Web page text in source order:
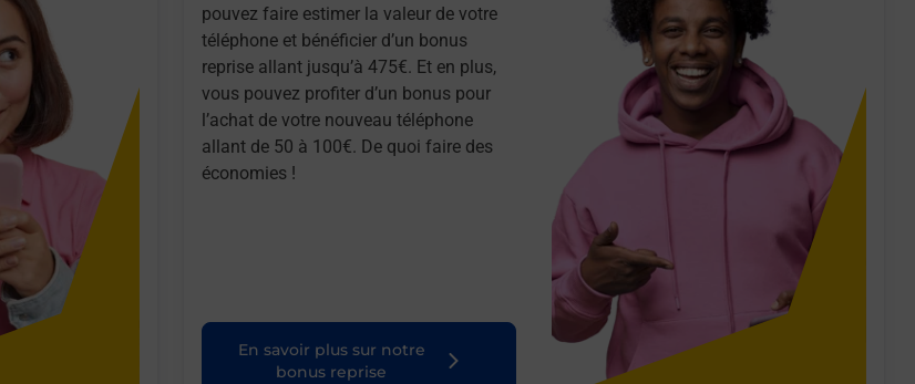
pouvez faire estimer la valeur de votre
téléphone et bénéficier d’un bonus
reprise allant jusqu’à 475€. Et en plus,
vous pouvez profiter d’un bonus pour
l’achat de votre nouveau téléphone
allant de 50 à 100€. De quoi faire des
économies !
En savoir plus sur notre
bonus reprise